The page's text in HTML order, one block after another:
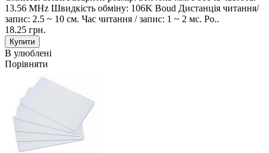
13.56 MHz Швидкість обміну: 106K Boud Дистанція читання/
запис: 2.5 ~ 10 см. Час читання / запис: 1 ~ 2 мс. Ро..
18.25 грн.
В улюблені
Порівняти